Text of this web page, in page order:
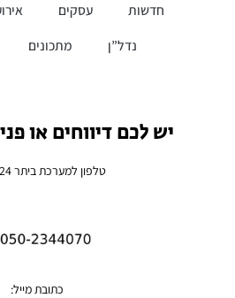
חדשות עסקים
נדל”ן
מתכונים
יש לכם דיווחים או
טלפון למערכת ביתר 24 בלבד:
כתובת מייל: